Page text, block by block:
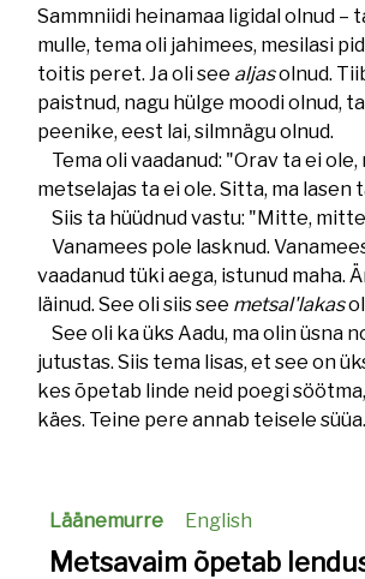
Sammniidi heinamaa ligidal olnud –
mulle, tema oli jahimees, mesilasi
toitis peret. Ja oli see aljasolnud.
paistnud, nagu hülge moodi olnud,
peenike, eest lai, silmnägu olnud.
Tema oli vaadanud: "Orav ta ei ole,
metselajas ta ei ole. Sitta, ma lasen
Siis ta hüüdnud vastu: "Mitte,
Vanamees pole lasknud.
vaadanud tüki aega, istunud maha.
läinud. See oli siis see metsal'lakas
See oli ka üks Aadu, ma olin üsna
jutustas. Siis tema lisas, et see on
kes õpetab linde neid poegi
käes. Teine pere annab teisele süüa.
Läänemurre English
Metsavaim õpetab